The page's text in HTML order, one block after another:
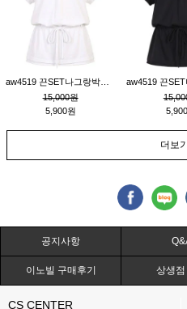
15,000원
5,900원
더보
공지사항
이노빌 구매후기 상생점
CS CENTER